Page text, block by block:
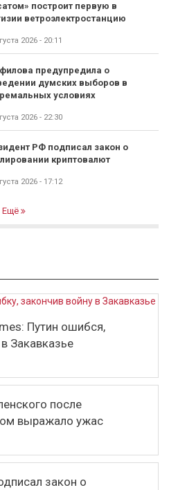
построит первую в
ветроэлектростанцию
2026 - 20:11
предупредила о
думских выборов в
условиях
2026 - 22:30
РФ подписал закон о
криптовалют
2026 - 17:12
Ещё
Путин ошибся,
Закавказье
после
выражало ужас
закон о